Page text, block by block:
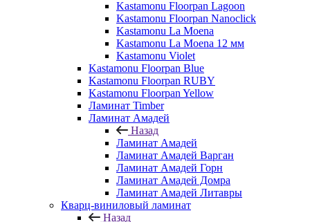
Kastamonu Floorpan Lagoon
Kastamonu Floorpan Nanoclick
Kastamonu La Moena
Kastamonu La Moena 12 мм
Kastamonu Violet
Kastamonu Floorpan Blue
Kastamonu Floorpan RUBY
Kastamonu Floorpan Yellow
Ламинат Timber
Ламинат Амадей
Назад
Ламинат Амадей
Ламинат Амадей Варган
Ламинат Амадей Горн
Ламинат Амадей Домра
Ламинат Амадей Литавры
Кварц-виниловый ламинат
Назад